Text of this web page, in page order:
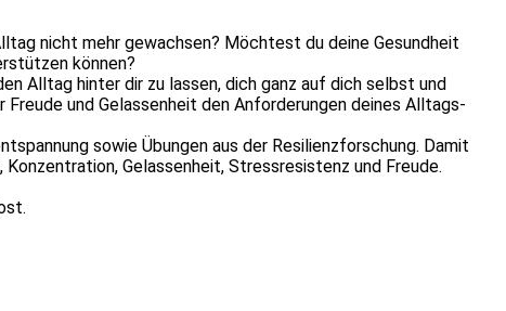
nicht mehr gewachsen? Möchtest du deine Gesundheit
können?
Alltag hinter dir zu lassen, dich ganz auf dich selbst und
und Gelassenheit den Anforderungen deines Alltags-
sowie Übungen aus der Resilienzforschung. Damit
Gelassenheit, Stressresistenz und Freude.